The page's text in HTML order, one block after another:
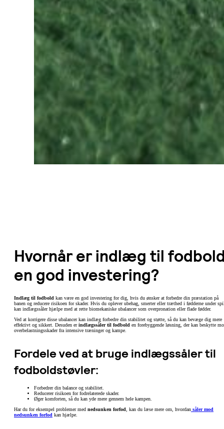
Hvornår er indlæg til
en god investering?
Indlæg til fodbold kan være en god investering for dig, hvis du ønsker at forbedre din præstation på
banen og reducere risikoen for skader. Hvis du oplever ubehag, smerter eller træthed i fødderne under
kan indlægssåler hjælpe med at rette biomekaniske ubalancer som overpronation eller flade fødder.
Ved at korrigere disse ubalancer kan indlæg forbedre din stabilitet og støtte, så du kan bevæge dig mere
effektivt og sikkert. Desuden erindlægssåler til fodbold en forebyggende løsning, der kan beskytte
overbelastningsskader fra intensive træninger og kampe.
Fordele ved at bruge indlægssåler til
fodboldstøvler:
Forbedrer din balance og stabilitet.
Reducerer risikoen for fodrelaterede skader.
Øger komforten, så du kan yde mere gennem hele kampen.
Har du for eksempel problemer med nedsunken forfod , kan du læse mere om, hvordan såler mod
nedsunken forfod kan hjælpe.